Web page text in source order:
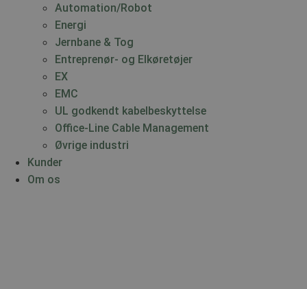
Automation/Robot
Energi
Jernbane & Tog
Entreprenør- og Elkøretøjer
EX
EMC
UL godkendt kabelbeskyttelse
Office-Line Cable Management
Øvrige industri
Kunder
Om os